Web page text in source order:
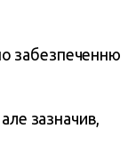
забезпеченню
зазначив,